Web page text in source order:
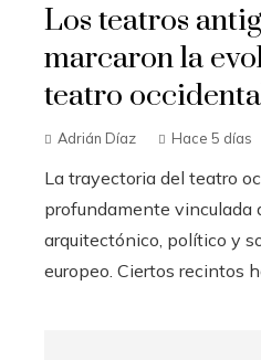
Los teatros
marcaron la
teatro
Adrián Díaz Hace 5 días
La trayectoria del teatro
profundamente vinculada
arquitectónico, político y
europeo. Ciertos recintos